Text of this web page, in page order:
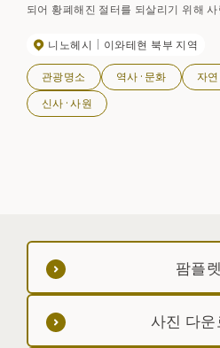
되어 황폐해진 절터를 되살리기 위해
돌계단과 경내에 짙은 보라색 수국이 만
귀하게 장식하고 있다. 개화/ 7월 상순~8월 중순 개문 시
간/ 9:00~17:00
니노헤시 이와테현 북부 지역
관광명소 역사·문화
자
신사·사원
팜플렛
사진 다운